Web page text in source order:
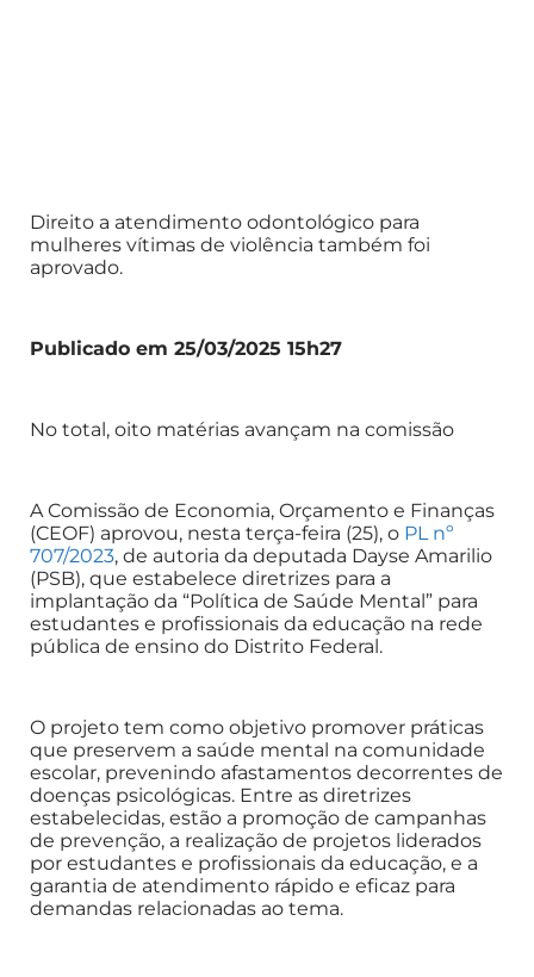
Direito a atendimento odontológico para
mulheres vítimas de violência também foi
aprovado.
Publicado em 25/03/2025 15h27
No total, oito matérias avançam na comissão
A Comissão de Economia, Orçamento e Finanças
(CEOF) aprovou, nesta terça-feira (25), o PL nº
707/2023, de autoria da deputada Dayse Amarilio
(PSB), que estabelece diretrizes para a
implantação da “Política de Saúde Mental” para
estudantes e profissionais da educação na rede
pública de ensino do Distrito Federal.
O projeto tem como objetivo promover práticas
que preservem a saúde mental na comunidade
escolar, prevenindo afastamentos decorrentes de
doenças psicológicas. Entre as diretrizes
estabelecidas, estão a promoção de campanhas
de prevenção, a realização de projetos liderados
por estudantes e profissionais da educação, e a
garantia de atendimento rápido e eficaz para
demandas relacionadas ao tema.